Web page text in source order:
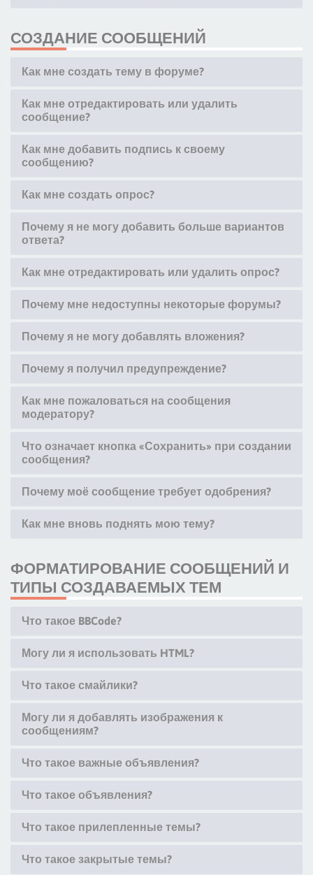
СОЗДАНИЕ СООБЩЕНИЙ
Как мне создать тему в форуме?
Как мне отредактировать или удалить
сообщение?
Как мне добавить подпись к своему
сообщению?
Как мне создать опрос?
Почему я не могу добавить больше вариантов
ответа?
Как мне отредактировать или удалить опрос?
Почему мне недоступны некоторые форумы?
Почему я не могу добавлять вложения?
Почему я получил предупреждение?
Как мне пожаловаться на сообщения
модератору?
Что означает кнопка «Сохранить» при создании
сообщения?
Почему моё сообщение требует одобрения?
Как мне вновь поднять мою тему?
ФОРМАТИРОВАНИЕ СООБЩЕНИЙ И
ТИПЫ СОЗДАВАЕМЫХ ТЕМ
Что такое BBCode?
Могу ли я использовать HTML?
Что такое смайлики?
Могу ли я добавлять изображения к
сообщениям?
Что такое важные объявления?
Что такое объявления?
Что такое прилепленные темы?
Что такое закрытые темы?